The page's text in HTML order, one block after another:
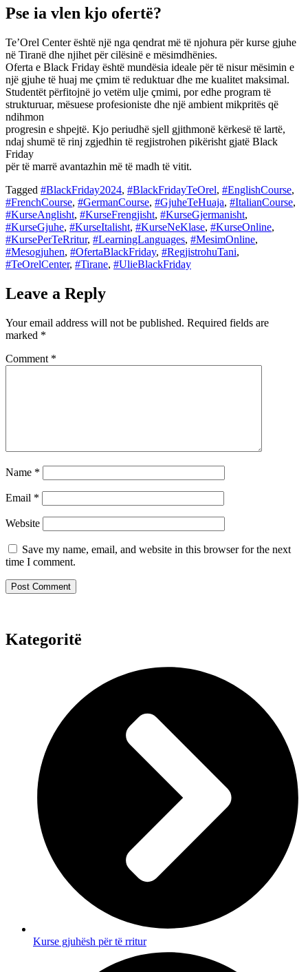
Pse ia vlen kjo ofertë?
Te’Orel Center është një nga qendrat më të njohura për kurse gjuhe
në Tiranë dhe njihet për cilësinë e mësimdhënies.
Oferta e Black Friday është mundësia ideale për të nisur mësimin e
një gjuhe të huaj me çmim të reduktuar dhe me kualitet maksimal.
Studentët përfitojnë jo vetëm ulje çmimi, por edhe program të
strukturuar, mësuese profesioniste dhe një ambient mikpritës që
ndihmon
progresin e shpejtë. Kjo periudhë sjell gjithmonë kërkesë të lartë,
ndaj shumë të rinj zgjedhin të regjistrohen pikërisht gjatë Black
Friday
për të marrë avantazhin më të madh të vitit.
Tagged #BlackFriday2024, #BlackFridayTeOrel, #EnglishCourse,
#FrenchCourse, #GermanCourse, #GjuheTeHuaja, #ItalianCourse,
#KurseAnglisht, #KurseFrengjisht, #KurseGjermanisht,
#KurseGjuhe, #KurseItalisht, #KurseNeKlase, #KurseOnline,
#KursePerTeRritur, #LearningLanguages, #MesimOnline,
#Mesogjuhen, #OfertaBlackFriday, #RegjistrohuTani,
#TeOrelCenter, #Tirane, #UlieBlackFriday
Leave a Reply
Your email address will not be published. Required fields are
marked *
Comment *
Name *
Email *
Website
Save my name, email, and website in this browser for the next
time I comment.
Kategoritë
Kurse gjuhësh për të rritur